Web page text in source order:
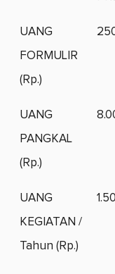
UANG
FORMULIR
(Rp.)
UANG
PANGKAL
(Rp.)
UANG
KEGIATAN /
Tahun (Rp.)